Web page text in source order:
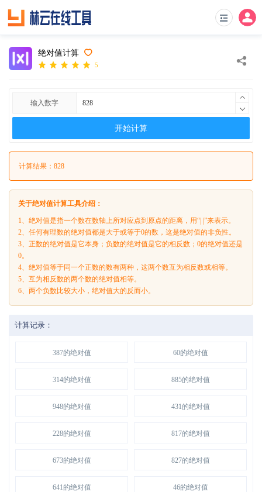
绝对值计算
5
输入数字
开始计算
计算结果：828
关于绝对值计算工具介绍：
1、绝对值是指一个数在数轴上所对应点到原点的距离，用“| |”来表示。
2、任何有理数的绝对值都是大于或等于0的数，这是绝对值的非负性。
3、正数的绝对值是它本身；负数的绝对值是它的相反数；0的绝对值还是
0。
4、绝对值等于同一个正数的数有两种，这两个数互为相反数或相等。
5、互为相反数的两个数的绝对值相等。
6、两个负数比较大小，绝对值大的反而小。
计算记录：
387的绝对值 60的绝对值
314的绝对值 885的绝对值
948的绝对值 431的绝对值
228的绝对值 817的绝对值
673的绝对值 827的绝对值
641的绝对值 46的绝对值